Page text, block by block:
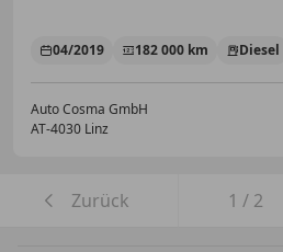
04/2019 182 000 km Diesel
Auto Cosma GmbH
AT-4030 Linz
Zurück 1 / 2